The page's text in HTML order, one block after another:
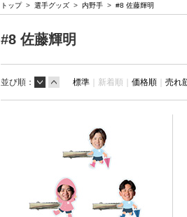
トップ> 選手グッズ > 内野手 > #8 佐藤輝明
#8 佐藤輝明
並び順： 標準 ｜ 新着順｜ 価格順 ｜ 売れ